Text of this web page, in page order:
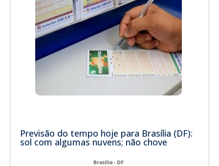
Previsão do tempo hoje para Brasília (DF):
sol com algumas nuvens; não chove